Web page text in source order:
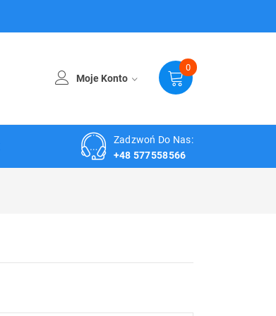
0
Moje Konto
Zadzwoń Do Nas:
+48 577558566